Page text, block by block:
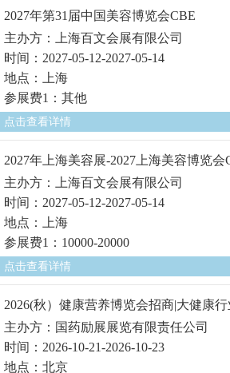
2027年第31届中国美容博览会CBE
主办方：上海百文会展有限公司
时间：2027-05-12-2027-05-14
地点：上海
参展费1：其他
点击查看详情
2027年上海美容展-2027上海美容博览会
主办方：上海百文会展有限公司
时间：2027-05-12-2027-05-14
地点：上海
参展费1：10000-20000
点击查看详情
2026(秋）健康营养博览会招商|大健康
主办方：国药励展展览有限责任公司
时间：2026-10-21-2026-10-23
地点：北京